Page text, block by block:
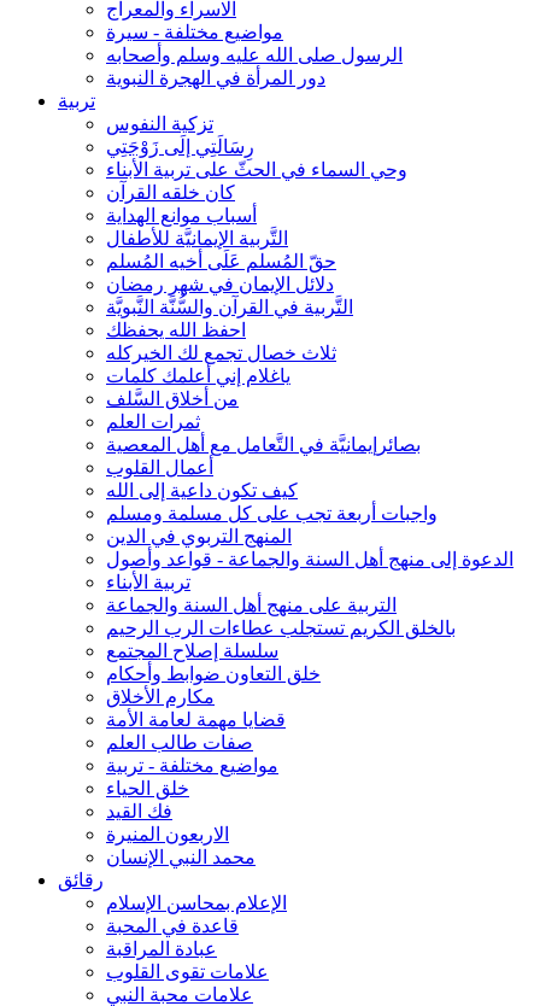
الاسراء والمعراج
مواضيع مختلفة - سيرة
الرسول صلى الله عليه وسلم وأصحابه
دور المرأة في الهجرة النبوية
تربية
تزكية النفوس
رِسَالَتِي إلَى زَوْجَتِي
وحي السماء في الحثّ على تربية الأبناء
كان خلقه القرآن
أسباب موانع الهداية
التَّربية الإيمانيَّة للأطفال
حقّ المُسلم عَلَى أخيه المُسلم
دلائل الإيمان في شهر رمضان
التَّربية في القرآن والسُّنَّة النَّبويَّة
احفظ الله يحفظك
ثلاث خصال تجمع لك الخيركله
ياغلام إني أعلمك كلمات
من أخلاق السَّلف
ثمرات العلم
بصائرإيمانيَّة في التَّعامل مع أهل المعصية
أعمال القلوب
كيف تكون داعية إلى الله
واجبات أربعة تجب على كل مسلمة ومسلم
المنهج التربوي في الدين
الدعوة إلى منهج أهل السنة والجماعة - قواعد وأصول
تربية الأبناء
التربية على منهج أهل السنة والجماعة
بالخلق الكريم تستجلب عطاءات الرب الرحيم
سلسلة إصلاح المجتمع
خلق التعاون ضوابط وأحكام
مكارم الأخلاق
قضايا مهمة لعامة الأمة
صفات طالب العلم
مواضيع مختلفة - تربية
خلق الحياء
فك القيد
الاربعون المنيرة
محمد النبي الإنسان
رقائق
الإعلام بمحاسن الإسلام
قاعدة في المحبة
عبادة المراقبة
علامات تقوى القلوب
علامات محبة النبي